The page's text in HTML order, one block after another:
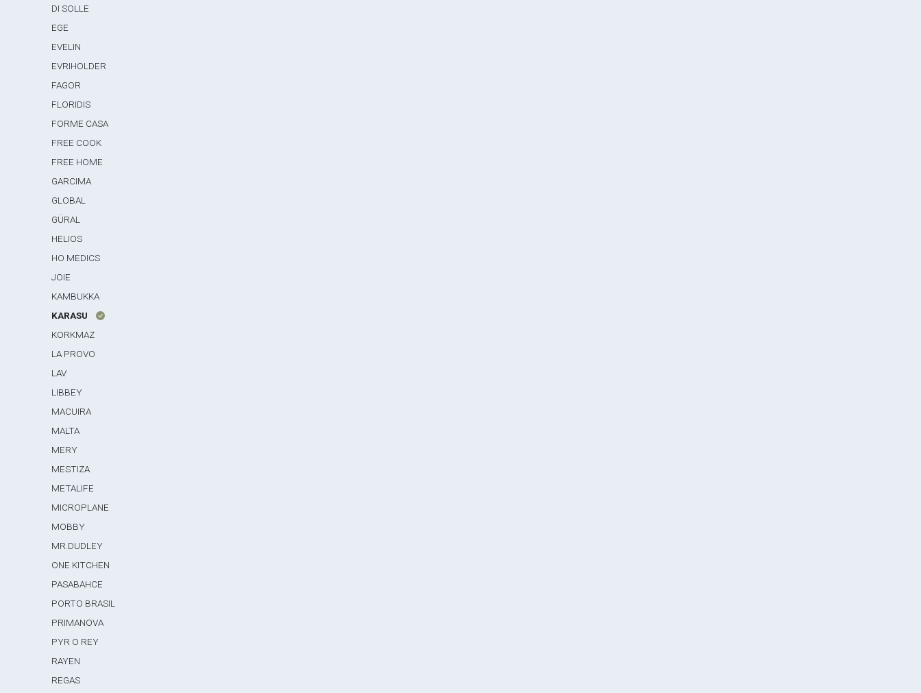
DI SOLLE
EGE
EVELIN
EVRIHOLDER
FAGOR
FLORIDIS
FORME CASA
FREE COOK
FREE HOME
GARCIMA
GLOBAL
GÜRAL
HELIOS
HO MEDICS
JOIE
KAMBUKKA
KARASU
KORKMAZ
LA PROVO
LAV
LIBBEY
MACUIRA
MALTA
MERY
MESTIZA
METALIFE
MICROPLANE
MOBBY
MR.DUDLEY
ONE KITCHEN
PASABAHCE
PORTO BRASIL
PRIMANOVA
PYR O REY
RAYEN
REGAS